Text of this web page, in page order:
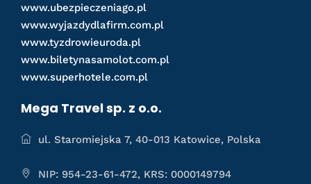
www.ubezpieczeniago.pl
www.wyjazdydlafirm.com.pl
www.tyzdrowieuroda.pl
www.biletynasamolot.com.pl
www.superhotele.com.pl
Mega Travel sp. z o.o.
ul. Staromiejska 7, 40-013 Katowice, Polska
NIP: 954-23-61-472, KRS: 0000149794